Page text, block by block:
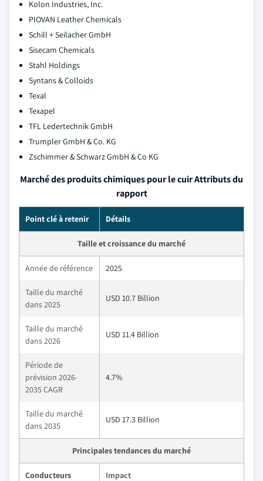
Kolon Industries, Inc.
PIOVAN Leather Chemicals
Schill + Seilacher GmbH
Sisecam Chemicals
Stahl Holdings
Syntans & Colloids
Texal
Texapel
TFL Ledertechnik GmbH
Trumpler GmbH & Co. KG
Zschimmer & Schwarz GmbH & Co KG
Marché des produits chimiques pour le cuir Attributs du
rapport
Point clé à retenir Détails
Taille et croissance du marché
Année de référence 2025
Taille du marché
dans 2025
USD 10.7 Billion
Taille du marché
dans 2026
USD 11.4 Billion
Période de
prévision 2026-
2035 CAGR
4.7%
Taille du marché
dans 2035
USD 17.3 Billion
Principales tendances du marché
Conducteurs Impact